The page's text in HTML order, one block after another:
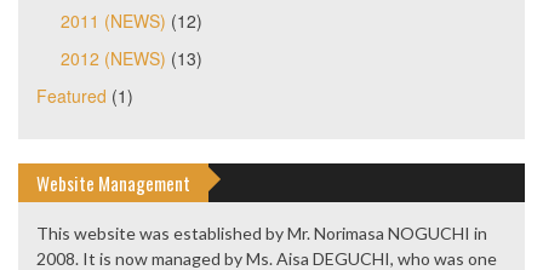
2011 (NEWS) (12)
2012 (NEWS) (13)
Featured (1)
Website Management
This website was established by Mr. Norimasa NOGUCHI in
2008. It is now managed by Ms. Aisa DEGUCHI, who was one